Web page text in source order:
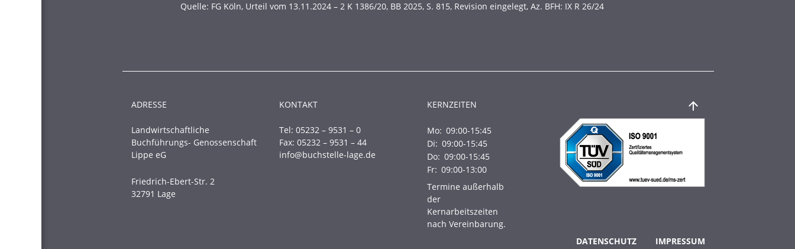
Quelle: FG Köln, Urteil vom 13.11.2024 – 2 K 1386/20, BB 2025, S. 815, Revision eingelegt, Az. BFH: IX R 26/24
ADRESSE
Landwirtschaftliche
Buchführungs- Genossenschaft
Lippe eG
Friedrich-Ebert-Str. 2
32791 Lage
KONTAKT
Tel: 05232 – 9531 – 0
Fax: 05232 – 9531 – 44
info@buchstelle-lage.de
KERNZEITEN
Mo: 09:00-15:45
Di: 09:00-15:45
Do: 09:00-15:45
Fr: 09:00-13:00
Termine außerhalb
der
Kernarbeitszeiten
nach Vereinbarung.
Footer MenüDATENSCHUTZ IMPRESSUM